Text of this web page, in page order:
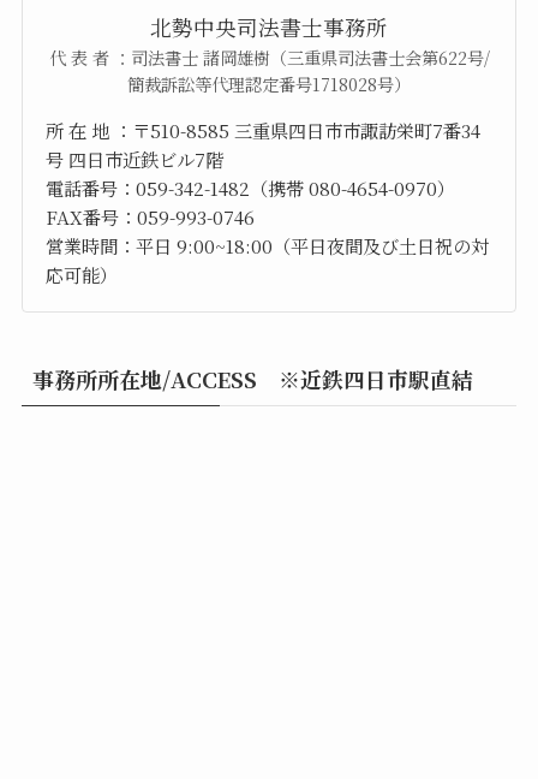
北勢中央司法書士事務所
代 表 者 ：司法書士 諸岡雄樹（三重県司法書士会第622号/
簡裁訴訟等代理認定番号1718028号）
所 在 地 ：〒510-8585 三重県四日市市諏訪栄町7番34
号 四日市近鉄ビル7階
電話番号：059-342-1482（携帯 080-4654-0970）
FAX番号：059-993-0746
営業時間：平日 9:00~18:00（平日夜間及び土日祝の対
応可能）
事務所所在地/ACCESS ※近鉄四日市駅直結